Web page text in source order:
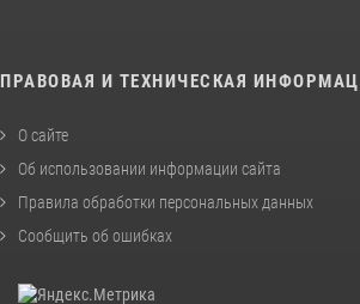
ПРАВОВАЯ И ТЕХНИЧЕСКАЯ
О сайте
Об использовании информации сайта
Правила обработки персональных данных
Сообщить об ошибках